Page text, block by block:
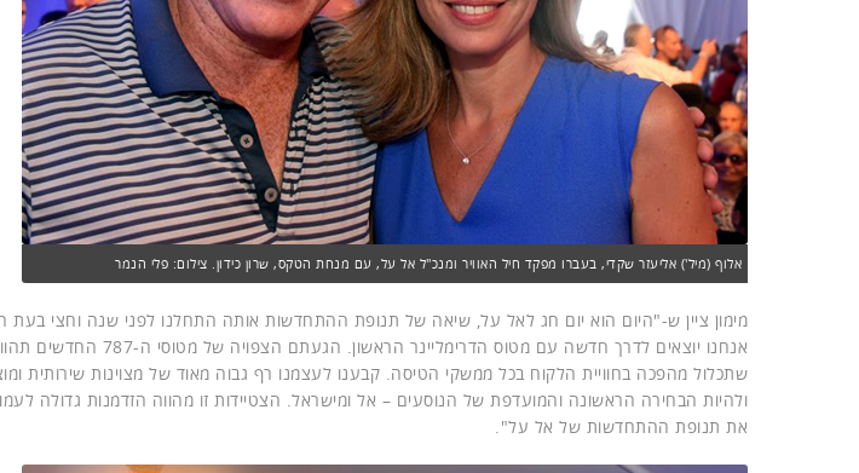
אלוף (מיל') אליעזר שקדי, בעברו מפקד חיל האוויר ומנכ"ל אל על, עם מנחת הטקס, שרון כידון. צילום: פלי הנמר
אנחנו יוצאים לדרך חדשה עם
שתכלול מהפכה בחוויית הלקוח בכל ממשקי הטיסה. קבענו לעצמנו רף גבוה מאוד של מצוינות שירותית
ולהיות הבחירה הראשונה והמועדפת של הנוסעים – אל ומישראל. הצטיידות זו מהווה הזדמנות גדולה
את תנופת ההתחדשות של אל על".